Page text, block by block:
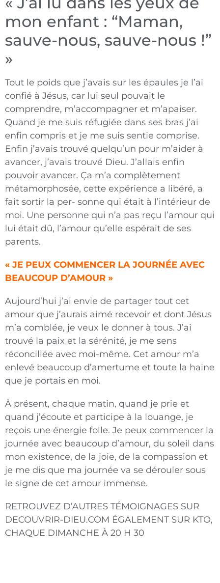
mon enfant : “Maman,
sauve-nous, sauve-nous !”
»
Tout le poids que j’avais sur les épaules je l’ai
confié à Jésus, car lui seul pouvait le
comprendre, m’accompagner et m’apaiser.
Quand je me suis réfugiée dans ses bras j’ai
enfin compris et je me suis sentie comprise.
Enfin j’avais trouvé quelqu’un pour m’aider à
avancer, j’avais trouvé Dieu. J’allais enfin
pouvoir avancer. Ça m’a complètement
métamorphosée, cette expérience a libéré, a
fait sortir la per- sonne qui était à l’intérieur de
moi. Une personne qui n’a pas reçu l’amour qui
lui était dû, l’amour qu’elle espérait de ses
parents.
« JE PEUX COMMENCER LA JOURNÉE AVEC
BEAUCOUP D’AMOUR »
Aujourd’hui j’ai envie de partager tout cet
amour que j’aurais aimé recevoir et dont Jésus
m’a comblée, je veux le donner à tous. J’ai
trouvé la paix et la sérénité, je me sens
réconciliée avec moi-même. Cet amour m’a
enlevé beaucoup d’amertume et toute la haine
que je portais en moi.
À présent, chaque matin, quand je prie et
quand j’écoute et participe à la louange, je
reçois une énergie folle. Je peux commencer la
journée avec beaucoup d’amour, du soleil dans
mon existence, de la joie, de la compassion et
je me dis que ma journée va se dérouler sous
le signe de cet amour immense.
RETROUVEZ D’AUTRES TÉMOIGNAGES SUR
DECOUVRIR-DIEU.COM ÉGALEMENT SUR KTO,
CHAQUE DIMANCHE À 20 H 30